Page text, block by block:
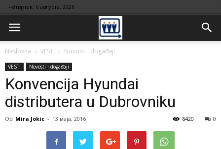
четвртак, 6 августа, 2026
Naslovna VESTI Novosti i događaji
VESTI Novosti i događaji
Konvencija Hyundai
distributera u Dubrovniku
Od Mira Jokic - 13 маја, 2016 0
6420